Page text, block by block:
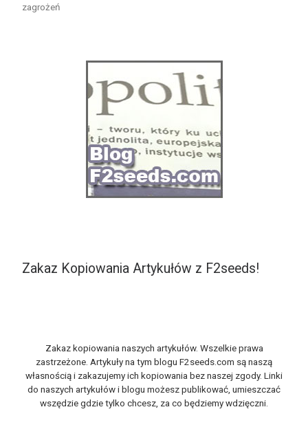
zagrożeń
Zakaz Kopiowania Artykułów z F2seeds!
Zakaz kopiowania naszych artykułów. Wszelkie prawa
zastrzeżone. Artykuły na tym blogu F2seeds.com są naszą
własnością i zakazujemy ich kopiowania bez naszej zgody. Linki
do naszych artykułów i blogu możesz publikować, umieszczać
wszędzie gdzie tylko chcesz, za co będziemy wdzięczni.